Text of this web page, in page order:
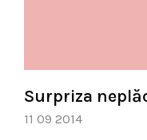
Surpriza
11 09 2014